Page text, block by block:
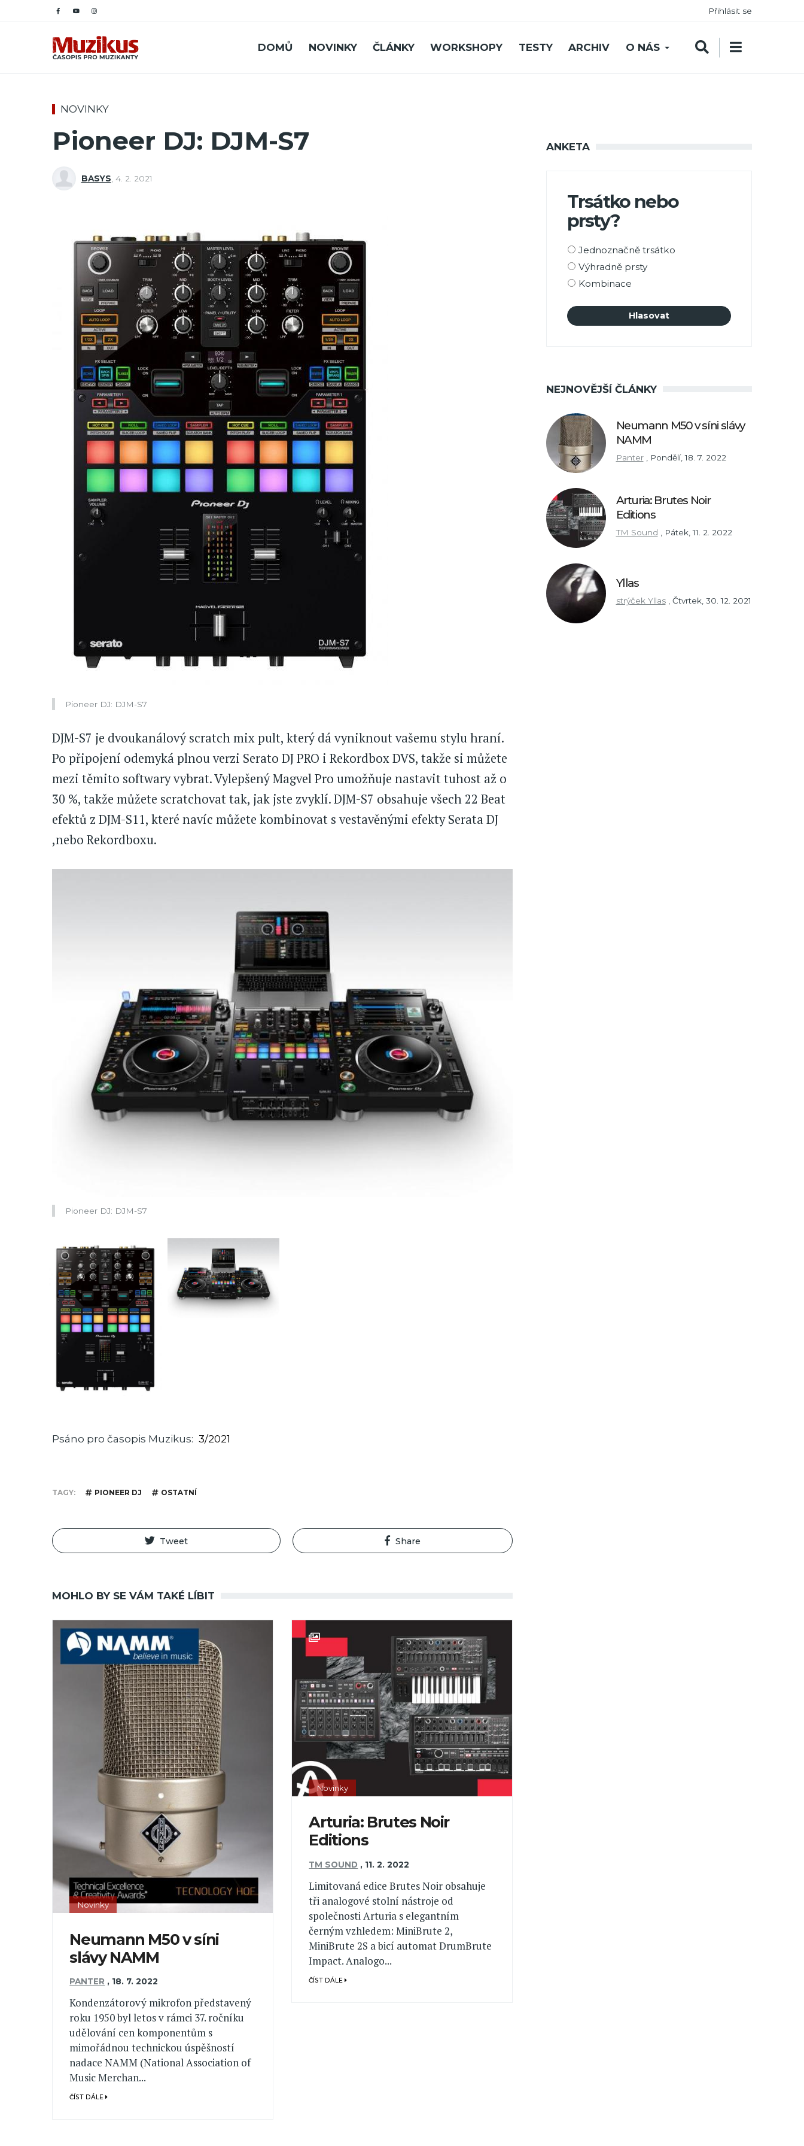
Přihlásit se
DOMŮ NOVINKY ČLÁNKY WORKSHOPY TESTY ARCHIV O NÁS
NOVINKY
Pioneer DJ: DJM-S7
BASYS 4. 2. 2021
Pioneer DJ: DJM-S7
DJM-S7 je dvoukanálový scratch mix pult, který dá vyniknout vašemu stylu hraní.
Po připojení odemyká plnou verzi Serato DJ PRO i Rekordbox DVS, takže si můžete
mezi těmito softwary vybrat. Vylepšený Magvel Pro umožňuje nastavit tuhost až o
30 %, takže můžete scratchovat tak, jak jste zvyklí. DJM-S7 obsahuje všech 22 Beat
efektů z DJM-S11, které navíc můžete kombinovat s vestavěnými efekty Serata DJ
,nebo Rekordboxu.
Pioneer DJ: DJM-S7
Psáno pro časopis Muzikus 3/2021
TAGY PIONEER DJ OSTATNÍ
Tweet Share
MOHLO BY SE VÁM TAKÉ LÍBIT
Novinky
Neumann M50 v síni
slávy NAMM
PANTER , 18. 7. 2022
Kondenzátorový mikrofon představený
roku 1950 byl letos v rámci 37. ročníku
udělování cen komponentům s
mimořádnou technickou úspěšností
nadace NAMM (National Association of
Music Merchan...
ČÍST DÁLE
Novinky
Arturia: Brutes Noir
Editions
TM SOUND , 11. 2. 2022
Limitovaná edice Brutes Noir obsahuje
tři analogové stolní nástroje od
společnosti Arturia s elegantním
černým vzhledem: MiniBrute 2,
MiniBrute 2S a bicí automat DrumBrute
Impact. Analogo...
ČÍST DÁLE
ANKETA
Trsátko nebo
prsty?
Možnosti
výběru
Jednoznačně trsátko
Výhradně prsty
Kombinace
NEJNOVĚJŠÍ ČLÁNKY
Neumann M50 v síni slávy
NAMM
Panter Pondělí, 18. 7. 2022
Arturia: Brutes Noir
Editions
TM Sound , Pátek, 11. 2. 2022
Yllas
strýček Yllas Čtvrtek, 30. 12. 2021